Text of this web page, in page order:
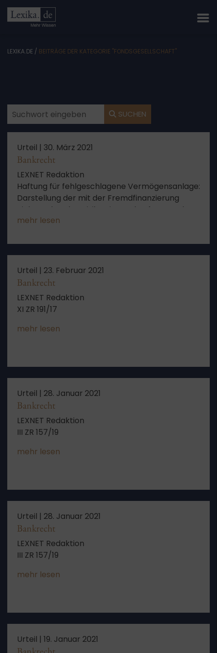
LEXIKA.DE / BEITRÄGE DER KATEGORIE "FONDSGESELLSCHAFT"
SUCHEN
Urteil | 30. März 2021
Bankrecht
LEXNET Redaktion
Haftung für fehlgeschlagene Vermögensanlage:
Darstellung der mit der Fremdfinanzierung
einhergehenden Risiken im Verkaufsprospekt
mehr lesen
Urteil | 23. Februar 2021
Bankrecht
LEXNET Redaktion
XI ZR 191/17
mehr lesen
Urteil | 28. Januar 2021
Bankrecht
LEXNET Redaktion
III ZR 157/19
mehr lesen
Urteil | 28. Januar 2021
Bankrecht
LEXNET Redaktion
III ZR 157/19
mehr lesen
Urteil | 19. Januar 2021